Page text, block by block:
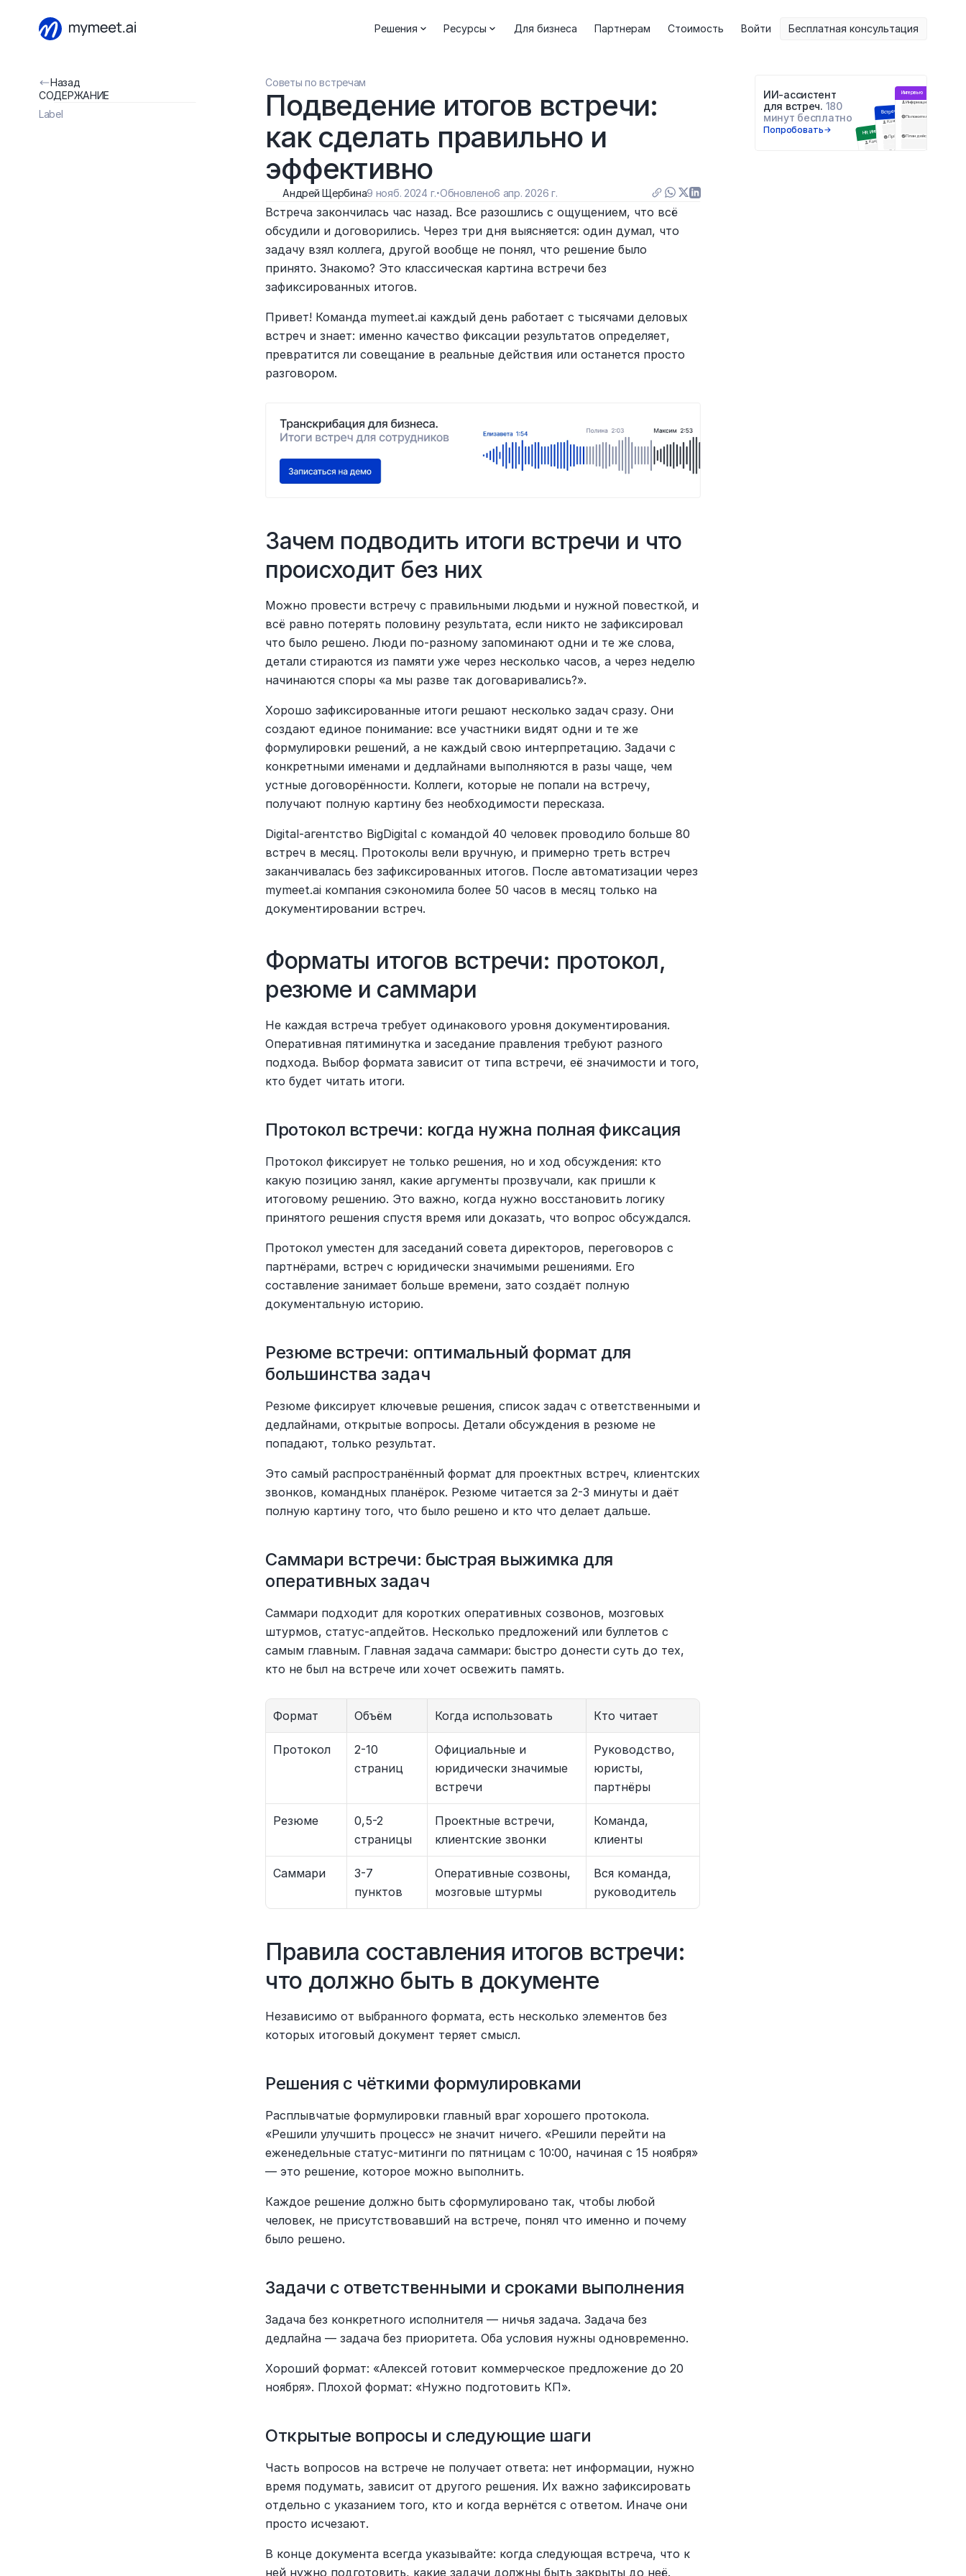
Решения Ресурсы Для бизнеса Партнерам Стоимость Войти Бесплатная консультация
Назад
СОДЕРЖАНИЕ
Label
Советы по встречам
Подведение итогов встречи:
как сделать правильно и
эффективно
Андрей Щербина9 нояб. 2024 г.·Обновлено6 апр. 2026 г.
Встреча закончилась час назад. Все разошлись с ощущением, что всё
обсудили и договорились. Через три дня выясняется: один думал, что
задачу взял коллега, другой вообще не понял, что решение было
принято. Знакомо? Это классическая картина встречи без
зафиксированных итогов.
Привет! Команда mymeet.ai каждый день работает с тысячами деловых
встреч и знает: именно качество фиксации результатов определяет,
превратится ли совещание в реальные действия или останется просто
разговором.
Зачем подводить итоги встречи и что
происходит без них
Можно провести встречу с правильными людьми и нужной повесткой, и
всё равно потерять половину результата, если никто не зафиксировал
что было решено. Люди по-разному запоминают одни и те же слова,
детали стираются из памяти уже через несколько часов, а через неделю
начинаются споры «а мы разве так договаривались?».
Хорошо зафиксированные итоги решают несколько задач сразу. Они
создают единое понимание: все участники видят одни и те же
формулировки решений, а не каждый свою интерпретацию. Задачи с
конкретными именами и дедлайнами выполняются в разы чаще, чем
устные договорённости. Коллеги, которые не попали на встречу,
получают полную картину без необходимости пересказа.
Digital-агентство BigDigital с командой 40 человек проводило больше 80
встреч в месяц. Протоколы вели вручную, и примерно треть встреч
заканчивалась без зафиксированных итогов. После автоматизации через
mymeet.ai компания сэкономила более 50 часов в месяц только на
документировании встреч.
Форматы итогов встречи: протокол,
резюме и саммари
Не каждая встреча требует одинакового уровня документирования.
Оперативная пятиминутка и заседание правления требуют разного
подхода. Выбор формата зависит от типа встречи, её значимости и того,
кто будет читать итоги.
Протокол встречи: когда нужна полная фиксация
Протокол фиксирует не только решения, но и ход обсуждения: кто
какую позицию занял, какие аргументы прозвучали, как пришли к
итоговому решению. Это важно, когда нужно восстановить логику
принятого решения спустя время или доказать, что вопрос обсуждался.
Протокол уместен для заседаний совета директоров, переговоров с
партнёрами, встреч с юридически значимыми решениями. Его
составление занимает больше времени, зато создаёт полную
документальную историю.
Резюме встречи: оптимальный формат для
большинства задач
Резюме фиксирует ключевые решения, список задач с ответственными и
дедлайнами, открытые вопросы. Детали обсуждения в резюме не
попадают, только результат.
Это самый распространённый формат для проектных встреч, клиентских
звонков, командных планёрок. Резюме читается за 2-3 минуты и даёт
полную картину того, что было решено и кто что делает дальше.
Саммари встречи: быстрая выжимка для
оперативных задач
Саммари подходит для коротких оперативных созвонов, мозговых
штурмов, статус-апдейтов. Несколько предложений или буллетов с
самым главным. Главная задача саммари: быстро донести суть до тех,
кто не был на встрече или хочет освежить память.
Формат Объём Когда использовать Кто читает
Протокол
2-10
страниц
Официальные и
юридически значимые
встречи
Руководство,
юристы,
партнёры
Резюме
0,5-2
страницы
Проектные встречи,
клиентские звонки
Команда,
клиенты
Саммари
3-7
пунктов
Оперативные созвоны,
мозговые штурмы
Вся команда,
руководитель
Правила составления итогов встречи:
что должно быть в документе
Независимо от выбранного формата, есть несколько элементов без
которых итоговый документ теряет смысл.
Решения с чёткими формулировками
Расплывчатые формулировки главный враг хорошего протокола.
«Решили улучшить процесс» не значит ничего. «Решили перейти на
еженедельные статус-митинги по пятницам с 10:00, начиная с 15 ноября»
— это решение, которое можно выполнить.
Каждое решение должно быть сформулировано так, чтобы любой
человек, не присутствовавший на встрече, понял что именно и почему
было решено.
Задачи с ответственными и сроками выполнения
Задача без конкретного исполнителя — ничья задача. Задача без
дедлайна — задача без приоритета. Оба условия нужны одновременно.
Хороший формат: «Алексей готовит коммерческое предложение до 20
ноября». Плохой формат: «Нужно подготовить КП».
Открытые вопросы и следующие шаги
Часть вопросов на встрече не получает ответа: нет информации, нужно
время подумать, зависит от другого решения. Их важно зафиксировать
отдельно с указанием того, кто и когда вернётся с ответом. Иначе они
просто исчезают.
В конце документа всегда указывайте: когда следующая встреча, что к
ней нужно подготовить, какие задачи должны быть закрыты до неё.
ИИ-ассистент
для встреч. 180
минут бесплатно
Попробовать HR Интервью
Кандидат
Встреча с клиентом
Клиент
Проблемы и блокеры
Последующие шаги
Интервью
Информация о респонденте
Положительное
План действий